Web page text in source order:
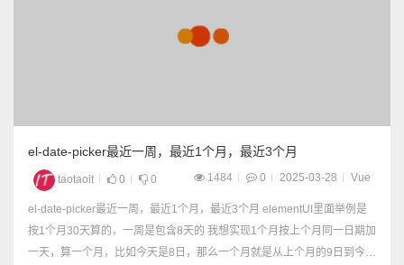
el-date-picker最近一周，最近1个月，最近3个月
taotaoit 0 0 1484 0 2025-03-28 Vue
el-date-picker最近一周，最近1个月，最近3个月 elementUI里面举例是
按1个月30天算的，一周是包含8天的 我想实现1个月按上个月同一日期加
一天，算一个月，比如今天是8日，那么一个月就是从上个月的9日到今